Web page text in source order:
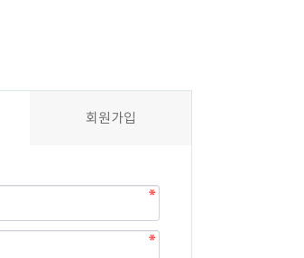
회원가입